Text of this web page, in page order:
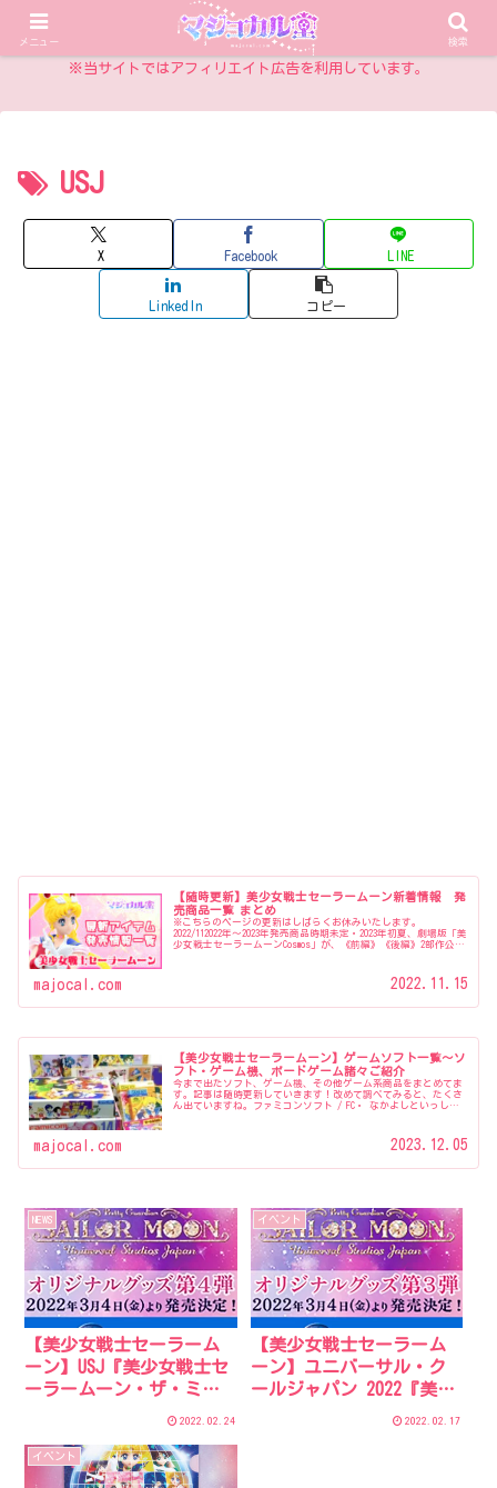
乙女チックアイテム情報サイト
※当サイトではアフィリエイト広告を利用しています。
USJ
X Facebook LINE
LinkedIn コピー
【随時更新】美少女戦士セーラームーン新着情報 発
売商品一覧 まとめ
※こちらのページの更新はしばらくお休みいたします。
2022/112022年〜2023年発売商品時期未定・2023年初夏、劇場版「美
少女戦士セーラームーンCosmos」が、《前編》《後編》2部作公開
majocal.com 2022.11.15
【美少女戦士セーラームーン】ゲームソフト一覧～ソ
フト・ゲーム機、ボードゲーム諸々ご紹介
今まで出たソフト、ゲーム機、その他ゲーム系商品をまとめてま
す。記事は随時更新していきます！改めて調べてみると、たくさ
ん出ていますね。ファミコンソフト / FC・ なかよしといっしょ
majocal.com 2023.12.05
NEWS
【美少女戦士セーラーム
ーン】USJ『美少女戦士セ
ーラームーン・ザ・ミラ
ジナルグッズ情報第4弾！
2022.02.24
イベント
【美少女戦士セーラーム
ーン】ユニバーサル・ク
ールジャパン 2022『美少
2022.02.17
イベント
メニュー 検索